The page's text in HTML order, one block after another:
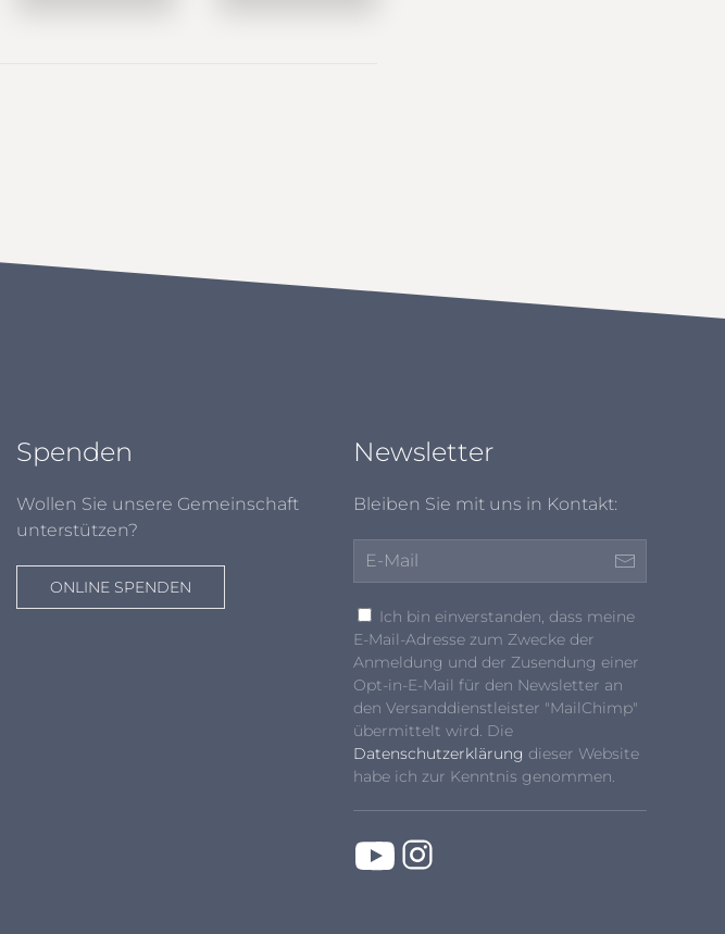
Spenden
Wollen Sie unsere Gemeinschaft
unterstützen?
ONLINE SPENDEN
Newsletter
Bleiben Sie mit uns in Kontakt:
Ich bin einverstanden, dass meine
E-Mail-Adresse zum Zwecke der
Anmeldung und der Zusendung einer
Opt-in-E-Mail für den Newsletter an
den Versanddienstleister "MailChimp"
übermittelt wird. Die
Datenschutzerklärung dieser Website
habe ich zur Kenntnis genommen.